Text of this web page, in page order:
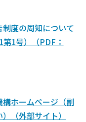
度の周知について
第1号）（PDF：
ホームページ（副
（外部サイト）